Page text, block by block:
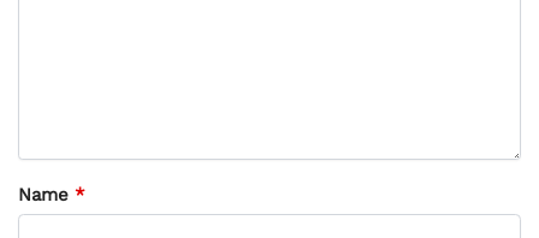
Name *